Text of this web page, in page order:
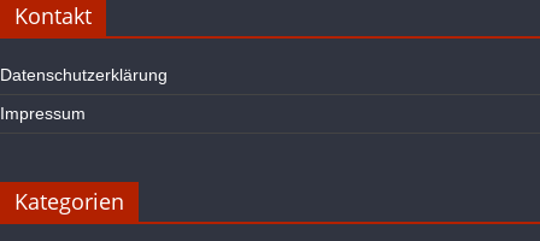
Kontakt
Datenschutzerklärung
Impressum
Kategorien